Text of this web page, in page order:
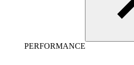
PERFORMANCE